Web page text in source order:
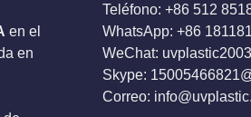
en el
en
Teléfono: +86 512
WhatsApp: +86
WeChat: uvplastic2003
Skype:
Correo: